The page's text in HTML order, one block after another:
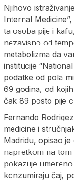
Njihovo
Internal
ta osoba pije i
nezavisno od
metabolizma da
institucije
podatke od pola
69 godina, od
čak 89 posto pije
Fernando
medicine i
Madridu, opisao je
napretkom na tom
pokazuje
konzumiraju čaj,